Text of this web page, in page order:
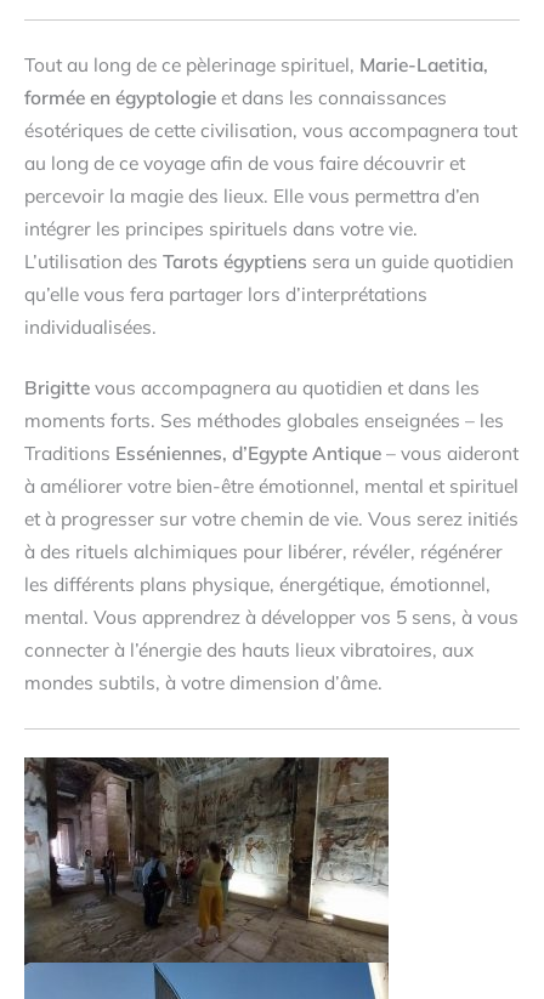
Tout au long de ce pèlerinage spirituel, Marie-Laetitia,
formée en égyptologie et dans les connaissances
ésotériques de cette civilisation, vous accompagnera tout
au long de ce voyage afin de vous faire découvrir et
percevoir la magie des lieux. Elle vous permettra d’en
intégrer les principes spirituels dans votre vie.
L’utilisation des Tarots égyptiens sera un guide quotidien
qu’elle vous fera partager lors d’interprétations
individualisées.
Brigitte vous accompagnera au quotidien et dans les
moments forts. Ses méthodes globales enseignées – les
Traditions Esséniennes, d’Egypte Antique – vous aideront
à améliorer votre bien-être émotionnel, mental et spirituel
et à progresser sur votre chemin de vie. Vous serez initiés
à des rituels alchimiques pour libérer, révéler, régénérer
les différents plans physique, énergétique, émotionnel,
mental. Vous apprendrez à développer vos 5 sens, à vous
connecter à l’énergie des hauts lieux vibratoires, aux
mondes subtils, à votre dimension d’âme.